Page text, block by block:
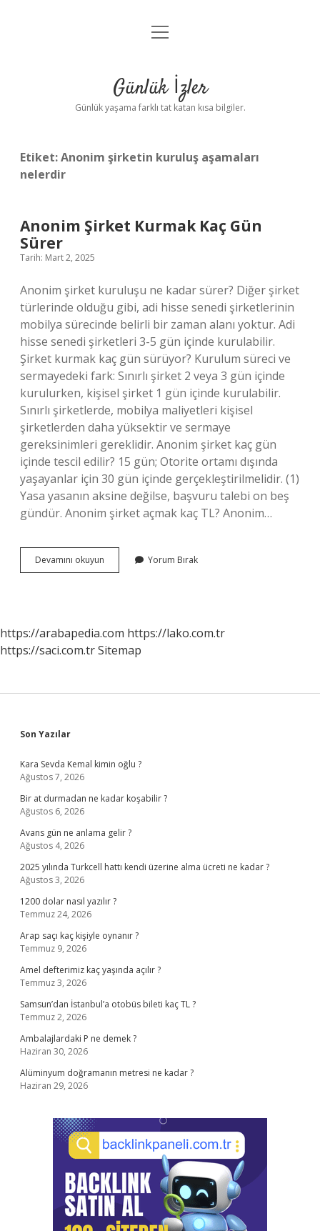
Anasayfa
Yasal Uyarı
menüyü
Günlük İzler
Günlük yaşama farklı tat katan kısa bilgiler.
Etiket:Anonim şirketin kuruluş aşamaları
nelerdir
Anonim Şirket Kurmak Kaç Gün
Sürer
Tarih: Mart 2, 2025
Anonim şirket kuruluşu ne kadar sürer? Diğer şirket
türlerinde olduğu gibi, adi hisse senedi şirketlerinin
mobilya sürecinde belirli bir zaman alanı yoktur. Adi
hisse senedi şirketleri 3-5 gün içinde kurulabilir.
Şirket kurmak kaç gün sürüyor? Kurulum süreci ve
sermayedeki fark: Sınırlı şirket 2 veya 3 gün içinde
kurulurken, kişisel şirket 1 gün içinde kurulabilir.
Sınırlı şirketlerde, mobilya maliyetleri kişisel
şirketlerden daha yüksektir ve sermaye
gereksinimleri gereklidir. Anonim şirket kaç gün
içinde tescil edilir? 15 gün; Otorite ortamı dışında
yaşayanlar için 30 gün içinde gerçekleştirilmelidir. (1)
Yasa yasanın aksine değilse, başvuru talebi on beş
gündür. Anonim şirket açmak kaç TL? Anonim…
Devamını okuyun
Şirket
Yorum Bırak
https://arabapedia.com https://lako.com.tr
https://saci.com.trSitemap
Sidebar
Son Yazılar
Kara Sevda Kemal kimin oğlu ?
Ağustos 7, 2026
Bir at durmadan ne kadar koşabilir ?
Ağustos 6, 2026
Avans gün ne anlama gelir ?
Ağustos 4, 2026
2025 yılında Turkcell hattı kendi üzerine alma ücreti ne kadar ?
Ağustos 3, 2026
1200 dolar nasıl yazılır ?
Temmuz 24, 2026
Arap saçı kaç kişiyle oynanır ?
Temmuz 9, 2026
Amel defterimiz kaç yaşında açılır ?
Temmuz 3, 2026
Samsun’dan İstanbul’a otobüs bileti kaç TL ?
Temmuz 2, 2026
Ambalajlardaki P ne demek ?
Haziran 30, 2026
Alüminyum doğramanın metresi ne kadar ?
Haziran 29, 2026